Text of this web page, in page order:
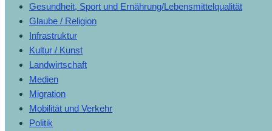
Gesundheit, Sport und Ernährung/Lebensmittelqualität
Glaube / Religion
Infrastruktur
Kultur / Kunst
Landwirtschaft
Medien
Migration
Mobilität und Verkehr
Politik